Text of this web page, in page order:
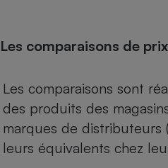
Les comparaisons de prix
Les comparaisons sont
des produits des
marques de distributeurs
leurs équivalents chez